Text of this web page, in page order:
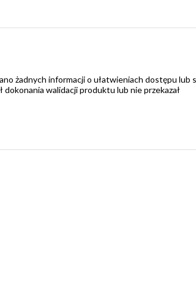
żadnych informacji o ułatwieniach dostępu lub
walidacji produktu lub nie przekazał